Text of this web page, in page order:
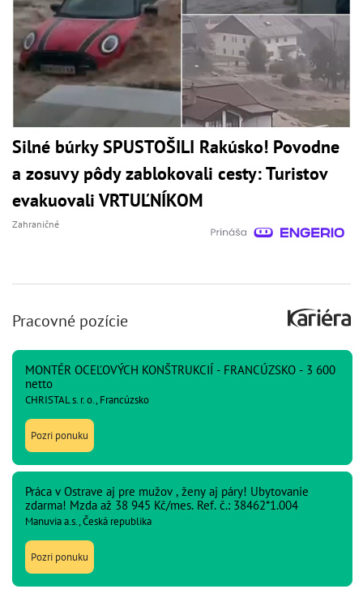
Silné búrky SPUSTOŠILI Rakúsko! Povodne
a zosuvy pôdy zablokovali cesty: Turistov
evakuovali VRTUĽNÍKOM
Zahraničné
Pracovné pozície
MONTÉR OCEĽOVÝCH KONŠTRUKCIÍ - FRANCÚZSKO - 3 600
netto
CHRISTAL s. r. o., Francúzsko
Pozri ponuku
Práca v Ostrave aj pre mužov , ženy aj páry! Ubytovanie
zdarma! Mzda až 38 945 Kč/mes. Ref. č.: 38462*1.004
Manuvia a.s., Česká republika
Pozri ponuku